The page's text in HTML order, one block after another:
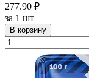
277.90 ₽
за 1 шт
В корзину